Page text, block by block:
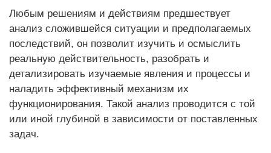
Любым решениям и действиям предшествует
анализ сложившейся ситуации и предполагаемых
последствий, он позволит изучить и осмыслить
реальную действительность, разобрать и
детализировать изучаемые явления и процессы и
наладить эффективный механизм их
функционирования. Такой анализ проводится с той
или иной глубиной в зависимости от поставленных
задач.